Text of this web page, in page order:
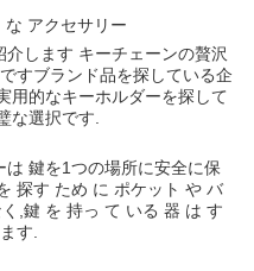
アクセサリー
します キーチェーンの贅沢
すブランド品を探している企
用的なキーホルダーを探して
な選択です.
は 鍵を1つの場所に安全に保
探す ため に ポケット や バ
,鍵 を 持っ て いる 器 は す
す.